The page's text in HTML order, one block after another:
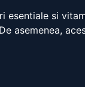
esentiale si
asemenea,